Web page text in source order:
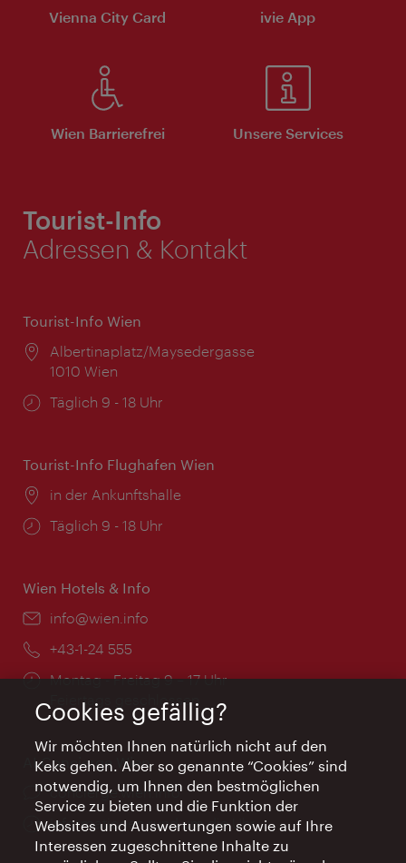
Vienna City Card ivie App
Wien Barrierefrei Unsere Services
Tourist-Info
Adressen & Kontakt
Tourist-Info Wien
Ort:
Albertinaplatz/Maysedergasse
1010 Wien
Öffnungszeiten:
Täglich 9 - 18 Uhr
Tourist-Info Flughafen Wien
Ort:
in der Ankunftshalle
Öffnungszeiten:
Täglich 9 - 18 Uhr
Wien Hotels & Info
Email:
info@wien.info
Telefon:
+43-1-24 555
Öffnungszeiten:
Montag - Freitag 9 – 17 Uhr
Feiertags geschlossen
AI Concierge Wien
Ort:
concierge.wien.info
Öffnungszeiten:
Informationen rund um die Uhr
Cookies gefällig?
Wir möchten Ihnen natürlich nicht auf den
Keks gehen. Aber so genannte “Cookies” sind
notwendig, um Ihnen den bestmöglichen
Service zu bieten und die Funktion der
Websites und Auswertungen sowie auf Ihre
Interessen zugeschnittene Inhalte zu